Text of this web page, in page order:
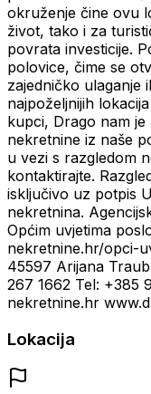
okruženje čine ovu
život, tako i za
povrata investicije.
polovice, čime se
zajedničko ulaganje
najpoželjnijih
kupci, Drago nam
nekretnine iz naše
u vezi s razgledom
kontaktirajte.
isključivo uz potpis
nekretnina.
Općim uvjetima
nekretnine.hr/opci-
45597 Arijana
267 1662 Tel: +385
nekretnine.hr
Lokacija